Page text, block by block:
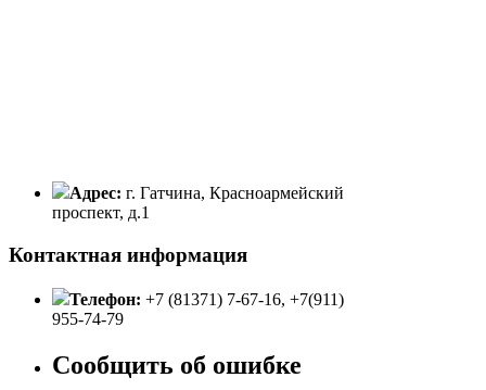
Адрес: г. Гатчина, Красноармейский
проспект, д.1
Контактная информация
Телефон: +7 (81371) 7-67-16, +7(911)
955-74-79
Сообщить об ошибке